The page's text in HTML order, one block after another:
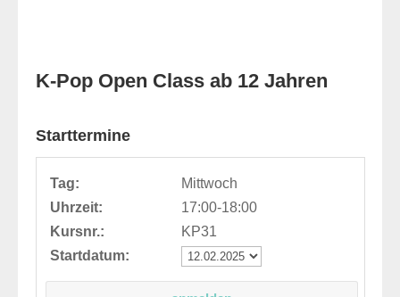
K-Pop Open Class ab 12 Jahren
Starttermine
Tag:
Mittwoch
Uhrzeit:
17:00-18:00
Kursnr.:
KP31
Startdatum: